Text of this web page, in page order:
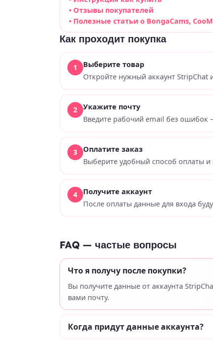
• Отзывы покупателей
• Полезные статьи о BongaCams,
Как проходит покупка
Выберите товар
Откройте нужный аккаунт StripChat
Укажите почту
Введите рабочий email без ошибок
Оплатите заказ
Выберите удобный способ оплаты и
Получите аккаунт
После оплаты данные для входа
FAQ — частые вопросы
Что я получу после покупки?
Вы получите данные от аккаунта
вами почту.
Когда придут данные аккаунта?